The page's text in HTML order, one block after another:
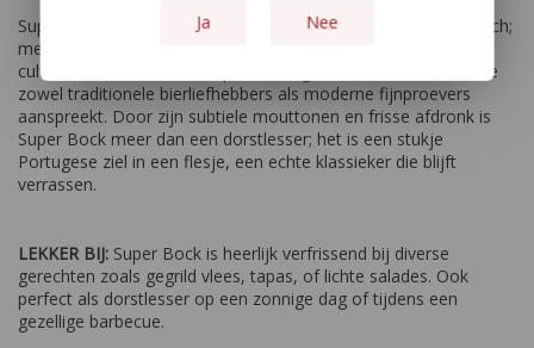
Super Bock draagt het zonovergoten Portugese karakter in zich;
met elke slok proef je het warme klimaat en de levendige
cultuur. Het bier heeft een perfect uitgebalanceerde smaak die
zowel traditionele bierliefhebbers als moderne fijnproevers
aanspreekt. Door zijn subtiele mouttonen en frisse afdronk is
Super Bock meer dan een dorstlesser; het is een stukje
Portugese ziel in een flesje, een echte klassieker die blijft
verrassen.
LEKKER BIJ: Super Bock is heerlijk verfrissend bij diverse
gerechten zoals gegrild vlees, tapas, of lichte salades. Ook
perfect als dorstlesser op een zonnige dag of tijdens een
gezellige barbecue.
Ja Nee